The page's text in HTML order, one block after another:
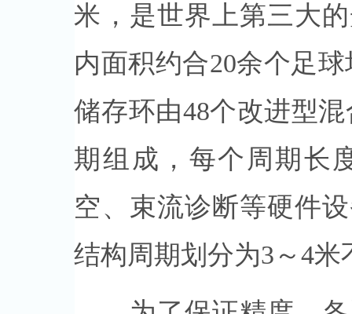
米，是世界上第三大
内面积约合20余个足
储存环由48个改进型
期组成，每个周期长
空、束流诊断等硬件
结构周期划分为3～4